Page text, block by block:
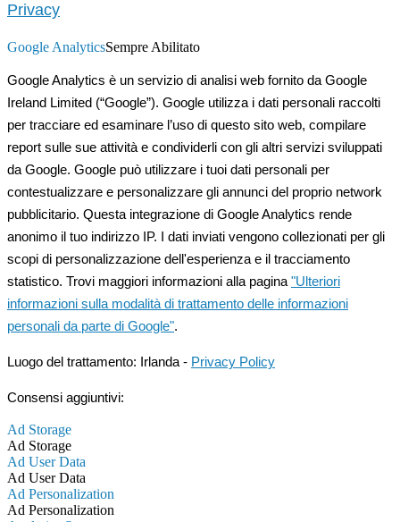
Privacy
Google AnalyticsSempre Abilitato
Google Analytics è un servizio di analisi web fornito da Google
Ireland Limited (“Google”). Google utilizza i dati personali raccolti
per tracciare ed esaminare l’uso di questo sito web, compilare
report sulle sue attività e condividerli con gli altri servizi sviluppati
da Google. Google può utilizzare i tuoi dati personali per
contestualizzare e personalizzare gli annunci del proprio network
pubblicitario. Questa integrazione di Google Analytics rende
anonimo il tuo indirizzo IP. I dati inviati vengono collezionati per gli
scopi di personalizzazione dell'esperienza e il tracciamento
statistico. Trovi maggiori informazioni alla pagina"Ulteriori
informazioni sulla modalità di trattamento delle informazioni
personali da parte di Google".
Luogo del trattamento: Irlanda - Privacy Policy
Consensi aggiuntivi:
Ad Storage
Ad Storage
Ad User Data
Ad User Data
Ad Personalization
Ad Personalization